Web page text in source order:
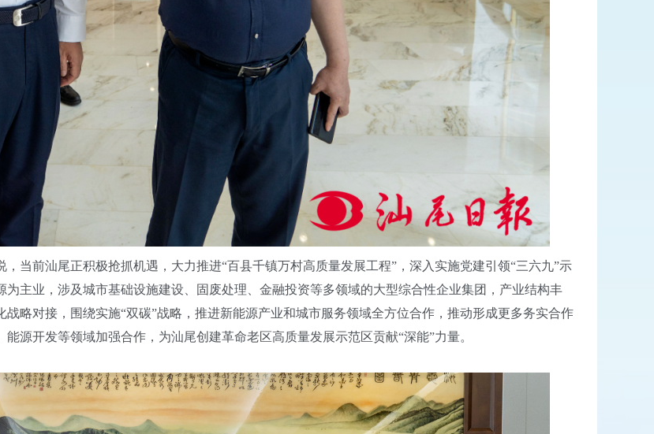
前汕尾正积极抢抓机遇，大力推进“百县千镇万村高质量发展工程”，深入实施党建引领“三六九”示
主业，涉及城市基础设施建设、固废处理、金融投资等多领域的大型综合性企业集团，产业结构丰
略对接，围绕实施“双碳”战略，推进新能源产业和城市服务领域全方位合作，推动形成更多务实合作
源开发等领域加强合作，为汕尾创建革命老区高质量发展示范区贡献“深能”力量。